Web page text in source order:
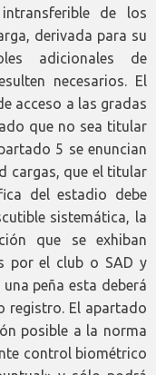
de los
derivada para su
adicionales de
necesarios. El
acceso a las gradas
que no sea titular
5 se enuncian
cargas, que el titular
del estadio debe
sistemática, la
que se exhiban
por el club o SAD y
peña esta deberá
registro. El apartado
posible a la norma
control biométrico